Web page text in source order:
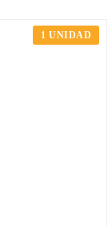
1 UNIDAD